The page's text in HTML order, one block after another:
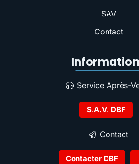
SAV
Contact
Service Après-
S.A.V. DBF
Contact
Contacter DBF